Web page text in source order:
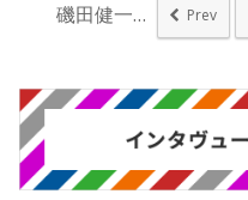
磯田健一郎、90年代... Prev